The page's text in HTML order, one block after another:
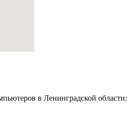
в Ленинградской области: